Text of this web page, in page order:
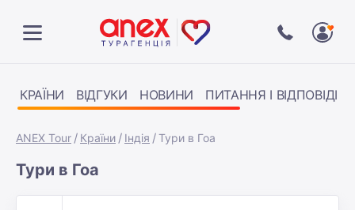
КРАЇНИ ВІДГУКИ НОВИНИ ПИТАННЯ І ВІДПОВІДІ
ANEX Tour Країни Індія Тури в Гоа
Тури в Гоа